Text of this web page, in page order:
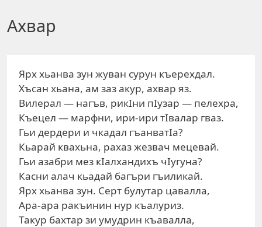
Ахвар
Ярх хьанва зун жуван сурун къерехдал.
Хъсан хьана, ам заз акур, ахвар яз.
Вилерал — нагъв, рикIни пIузар — пелехра,
Къецел — марфни, ири-ири тIвалар гваз.
Гьи дердери и чкадал гъанватIа?
Кьарай квахьна, рахаз жезвач мецевай.
Гьи азабри мез кIалхандихъ чIугуна?
Касни алач кьадай багъри гъиликай.
Ярх хьанва зун. Серт булутар цавалла,
Ара-ара ракъинин нур къалуриз.
Такур бахтар зи умудрин къавалла,